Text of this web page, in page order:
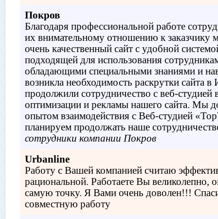
Покров
Благодаря профессиональной работе
их внимательному отношению к заказчику
очень качественный сайт с удобной
подходящей для использования
обладающими специальными знаниями и
возникла необходимость раскрутки сайта
продолжили сотрудничество с веб-студией
оптимизации и рекламы нашего сайта. Мы
опытом взаимодействия с Веб-студией
планируем продолжать наше
сотрудники компании Покров
Urbanline
Работу с Вашей компанией считаю
рациональной. Работаете Вы великолепно,
самую точку. Я Вами очень доволен!!!
совместную работу